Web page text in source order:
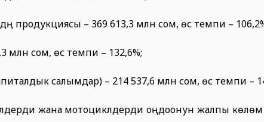
продукциясы – 369 613,3 млн сом, өсүү темпи –
сом, өсүү темпи – 132,6%;
салымдар) – 214 537,6 млн сом, өсүү темпи –
жана мотоциклдерди оңдоонун жалпы көлөмү